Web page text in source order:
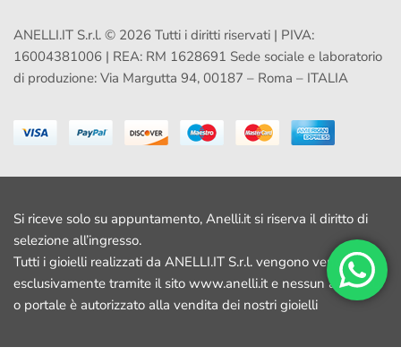
ANELLI.IT S.r.l. © 2026 Tutti i diritti riservati | PIVA:
16004381006 | REA: RM 1628691 Sede sociale e laboratorio
di produzione: Via Margutta 94, 00187 – Roma – ITALIA
Si riceve solo su appuntamento, Anelli.it si riserva il diritto di
selezione all’ingresso.
Tutti i gioielli realizzati da ANELLI.IT S.r.l. vengono venduti
esclusivamente tramite il sito www.anelli.it e nessun altro sito
o portale è autorizzato alla vendita dei nostri gioielli